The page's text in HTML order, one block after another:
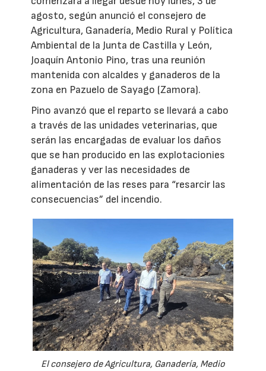
agosto, según anunció el consejero de
Agricultura, Ganadería, Medio Rural y Política
Ambiental de la Junta de Castilla y León,
Joaquín Antonio Pino, tras una reunión
mantenida con alcaldes y ganaderos de la
zona en Pazuelo de Sayago (Zamora).
Pino avanzó que el reparto se llevará a cabo
a través de las unidades veterinarias, que
serán las encargadas de evaluar los daños
que se han producido en las explotacionies
ganaderas y ver las necesidades de
alimentación de las reses para “resarcir las
consecuencias” del incendio.
El consejero de Agricultura, Ganadería, Medio